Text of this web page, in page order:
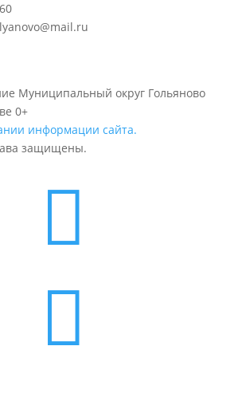
Муниципальный округ Гольяново
0+
информации сайта.
защищены.

